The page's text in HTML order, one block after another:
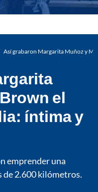
Así grabaron Margarita Muñoz y
el
íntima y
emprender una
de 2.600 kilómetros.